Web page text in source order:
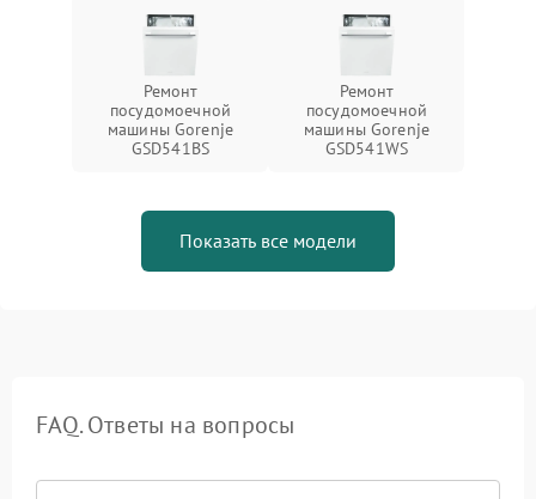
Ремонт
посудомоечной
машины Gorenje
GSD541BS
Ремонт
посудомоечной
машины Gorenje
GSD541WS
Показать все модели
FAQ. Ответы на вопросы